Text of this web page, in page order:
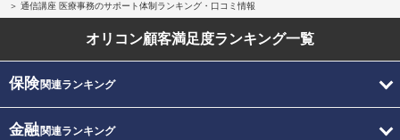
通信講座 医療事務のサポート体制ランキング・口コミ情報
オリコン顧客満足度ランキング一覧
保険関連ランキング
金融関連ランキング